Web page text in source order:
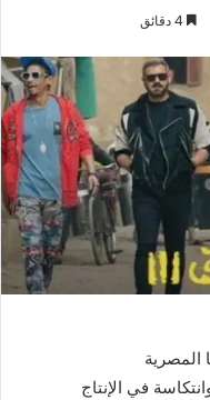
المصرية
في الإنتاج